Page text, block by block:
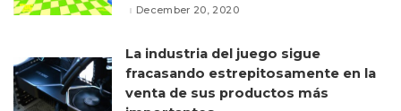
December 20, 2020
La industria del juego sigue
fracasando estrepitosamente en la
venta de sus productos más